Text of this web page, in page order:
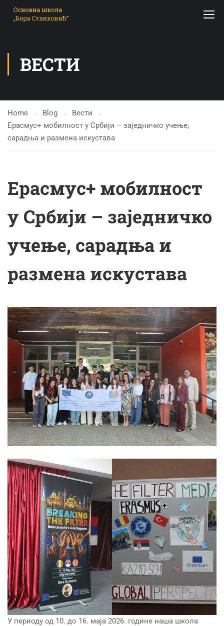
ВЕСТИ
Home Blog
Вести
Ерасмус+ мобилност у Србији – заједничко учење,
сарадња и размена искустава
Ерасмус+ мобилност
у Србији – заједничко
учење, сарадња и
размена искустава
У периоду од 10. до 16. маја 2026. године наша школа